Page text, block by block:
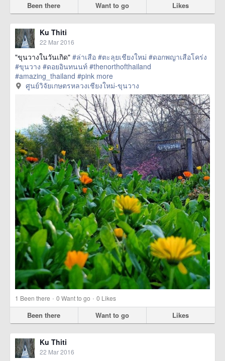
Been there Want to go Likes
Ku Thiti
22 Mar 2016
"ขุนวางในวันเกิด" #ล่าเสือ #ตะลุยเชียงใหม่ #ดอกพญาเสือโคร่ง
#ขุนวาง #ดอยอินทนนท์ #thenorthofthailand
#amazing_thailand #pink more
ศูนย์วิจัยเกษตรหลวงเชียงใหม่-ขุนวาง
1 Been there · 0 Want to go · 0 Likes
Been there Want to go Likes
Ku Thiti
22 Mar 2016